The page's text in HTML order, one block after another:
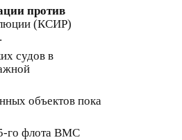
против
(КСИР)
судов в
объектов пока
го флота ВМС